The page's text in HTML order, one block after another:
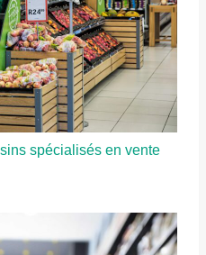
spécialisés en vente